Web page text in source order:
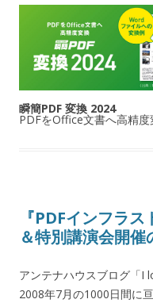
瞬簡PDF 変換 2024
PDFをOffice文書へ高精度
『PDFインフラ
＆特別講演会開催
アンテナハウスブログ「I
2008年7月の1000日間に